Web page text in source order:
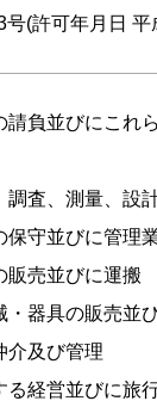
(許可年月日
負並びにこれ
査、測量、設
守並びに管理
販売並びに運搬
・器具の販売並
介及び管理
る経営並びに旅